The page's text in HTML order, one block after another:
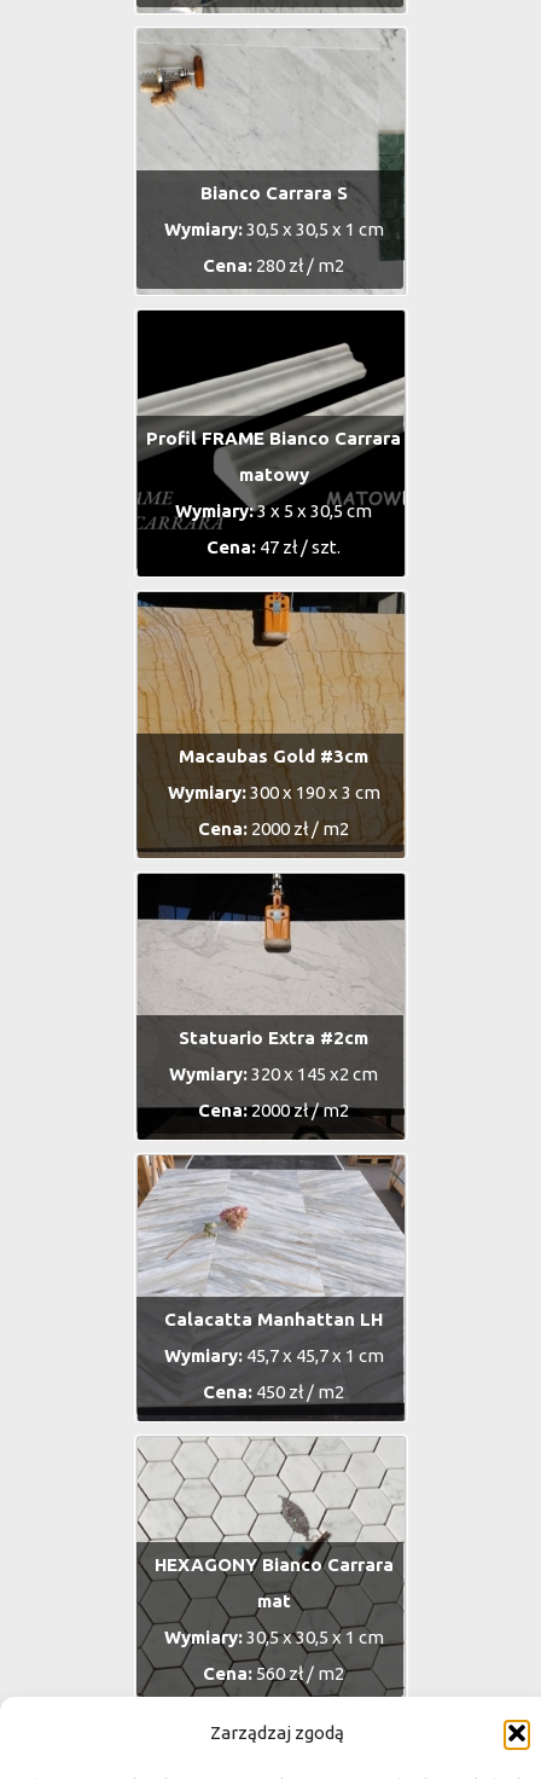
Zarządzaj zgodą
Bianco Carrara S
Wymiary:30,5 x 30,5 x 1 cm
Cena: 280 zł / m2
Profil FRAME Bianco Carrara
matowy
Wymiary:3 x 5 x 30,5 cm
Cena: 47 zł / szt.
Macaubas Gold #3cm
Wymiary:300 x 190 x 3 cm
Cena: 2000 zł / m2
Statuario Extra #2cm
Wymiary:320 x 145 x2 cm
Cena:2000 zł / m2
Calacatta Manhattan LH
Wymiary:45,7 x 45,7 x 1 cm
Cena: 450 zł / m2
HEXAGONY Bianco Carrara
mat
Wymiary:30,5 x 30,5 x 1 cm
Cena: 560 zł / m2